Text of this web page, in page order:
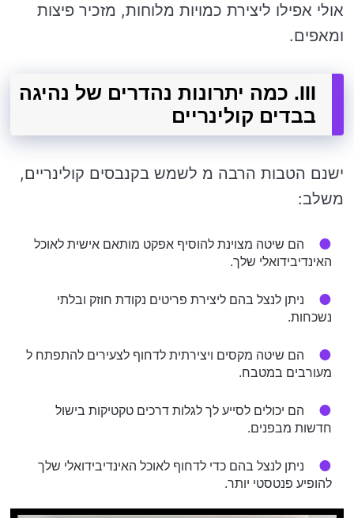
אולי אפילו ליצירת כמויות מלוחות, מזכיר פיצות
ומאפים.
III. כמה יתרונות נהדרים של נהיגה
בבדים קולינריים
ישנם הטבות הרבה מ לשמש בקנבסים קולינריים,
משלב:
הם שיטה מצוינת להוסיף אפקט מותאם אישית לאוכל
האינדיבידואלי שלך.
ניתן לנצל בהם ליצירת פריטים נקודת חוזק ובלתי
נשכחות.
הם שיטה מקסים ויצירתית לדחוף לצעירים להתפתח ל
מעורבים במטבח.
הם יכולים לסייע לך לגלות דרכים טקטיקות בישול
חדשות מבפנים.
ניתן לנצל בהם כדי לדחוף לאוכל האינדיבידואלי שלך
להופיע פנטסטי יותר.